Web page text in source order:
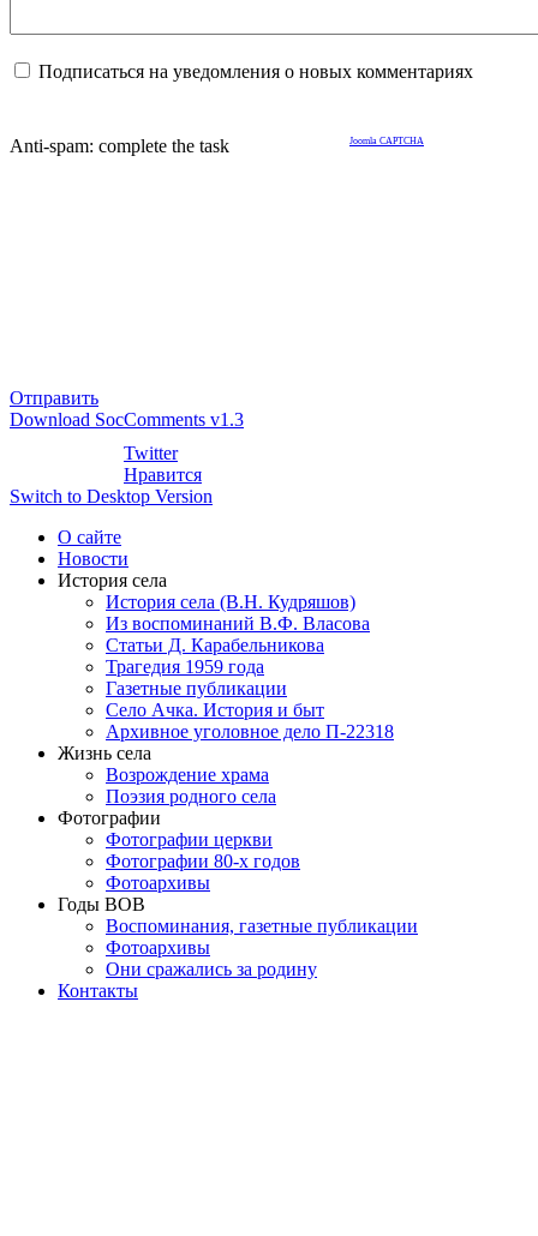
Подписаться на уведомления о новых комментариях
Anti-spam: complete the task Joomla CAPTCHA
Отправить
Download SocComments v1.3
Twitter
Нравится
Switch to Desktop Version
О сайте
Новости
История села
История села (В.Н. Кудряшов)
Из воспоминаний В.Ф. Власова
Статьи Д. Карабельникова
Трагедия 1959 года
Газетные публикации
Село Ачка. История и быт
Архивное уголовное дело П-22318
Жизнь села
Возрождение храма
Поэзия родного села
Фотографии
Фотографии церкви
Фотографии 80-х годов
Фотоархивы
Годы ВОВ
Воспоминания, газетные публикации
Фотоархивы
Они сражались за родину
Контакты